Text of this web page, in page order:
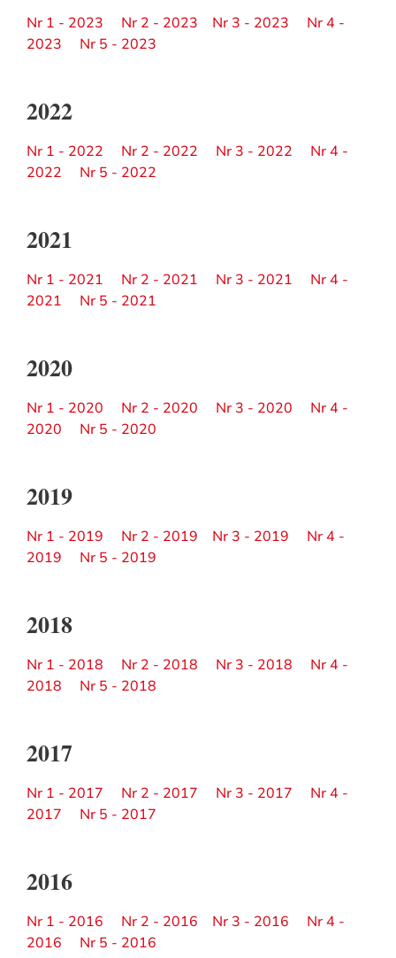
Nr 1 - 2023 Nr 2 - 2023 Nr 3 - 2023
Nr 4 -
2023
Nr 5 - 2023
2022
Nr 1 - 2022 Nr 2 - 2022 Nr 3 - 2022
Nr 4 -
2022
Nr 5 - 2022
2021
Nr 1 - 2021 Nr 2 - 2021 Nr 3 - 2021
Nr 4 -
2021
Nr 5 - 2021
2020
Nr 1 - 2020 Nr 2 - 2020 Nr 3 - 2020
Nr 4 -
2020
Nr 5 - 2020
2019
Nr 1 - 2019 Nr 2 - 2019 Nr 3 - 2019
Nr 4 -
2019
Nr 5 - 2019
2018
Nr 1 - 2018 Nr 2 - 2018 Nr 3 - 2018
Nr 4 -
2018
Nr 5 - 2018
2017
Nr 1 - 2017 Nr 2 - 2017 Nr 3 - 2017
Nr 4 -
2017
Nr 5 - 2017
2016
Nr 1 - 2016 Nr 2 - 2016 Nr 3 - 2016
Nr 4 -
2016
Nr 5 - 2016